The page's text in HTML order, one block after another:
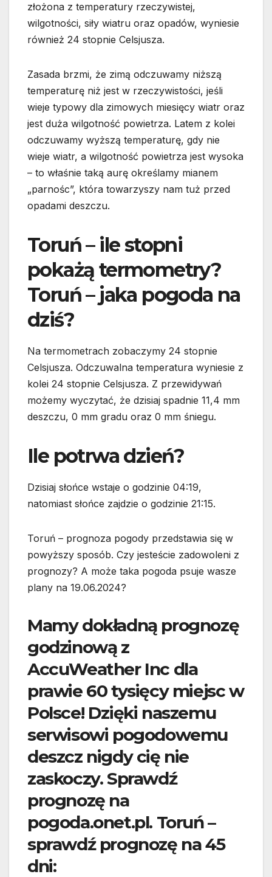
złożona z temperatury rzeczywistej,
wilgotności, siły wiatru oraz opadów, wyniesie
również 24 stopnie Celsjusza.
Zasada brzmi, że zimą odczuwamy niższą
temperaturę niż jest w rzeczywistości, jeśli
wieje typowy dla zimowych miesięcy wiatr oraz
jest duża wilgotność powietrza. Latem z kolei
odczuwamy wyższą temperaturę, gdy nie
wieje wiatr, a wilgotność powietrza jest wysoka
– to właśnie taką aurę określamy mianem
„parnośc”, która towarzyszy nam tuż przed
opadami deszczu.
Toruń – ile stopni
pokażą termometry?
Toruń – jaka pogoda na
dziś?
Na termometrach zobaczymy 24 stopnie
Celsjusza. Odczuwalna temperatura wyniesie z
kolei 24 stopnie Celsjusza. Z przewidywań
możemy wyczytać, że dzisiaj spadnie 11,4 mm
deszczu, 0 mm gradu oraz 0 mm śniegu.
Ile potrwa dzień?
Dzisiaj słońce wstaje o godzinie 04:19,
natomiast słońce zajdzie o godzinie 21:15.
Toruń – prognoza pogody przedstawia się w
powyższy sposób. Czy jesteście zadowoleni z
prognozy? A może taka pogoda psuje wasze
plany na 19.06.2024?
Mamy dokładną prognozę
godzinową z
AccuWeather Inc dla
prawie 60 tysięcy miejsc w
Polsce! Dzięki naszemu
serwisowi pogodowemu
deszcz nigdy cię nie
zaskoczy. Sprawdź
prognozę na
pogoda.onet.pl. Toruń –
sprawdź prognozę na 45
dni: